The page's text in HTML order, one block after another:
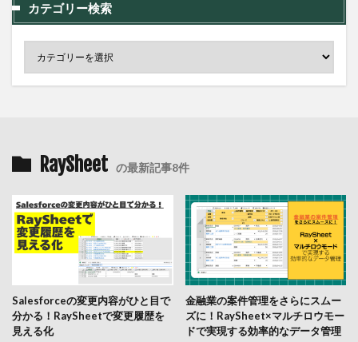
カテゴリー検索
RaySheet の最新記事8件
Salesforceの変更内容がひと目で
分かる！RaySheetで変更履歴を
見える化
金融業の案件管理をさらにスムー
ズに！RaySheet×マルチロウモー
ドで実現する効率的なデータ管理